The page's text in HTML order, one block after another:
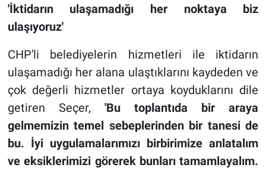
'İktidarın ulaşamadığı her noktaya biz
ulaşıyoruz'
CHP'li belediyelerin hizmetleri ile iktidarın
ulaşamadığı her alana ulaştıklarını kaydeden ve
çok değerli hizmetler ortaya koyduklarını dile
getiren Seçer, 'Bu toplantıda bir araya
gelmemizin temel sebeplerinden bir tanesi de
bu. İyi uygulamalarımızı birbirimize anlatalım
ve eksiklerimizi görerek bunları tamamlayalım.